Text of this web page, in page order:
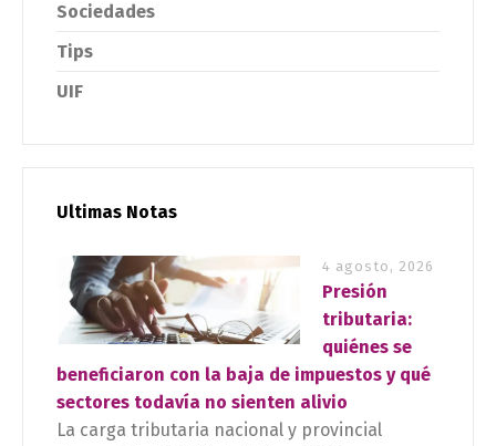
Sociedades
Tips
UIF
Ultimas Notas
4 agosto, 2026
Presión
tributaria:
quiénes se
beneficiaron con la baja de impuestos y qué
sectores todavía no sienten alivio
La carga tributaria nacional y provincial